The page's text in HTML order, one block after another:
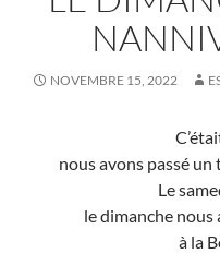
NOVEMBRE 15, 2022
nous avons passé
Le
le dimanche nous
à la